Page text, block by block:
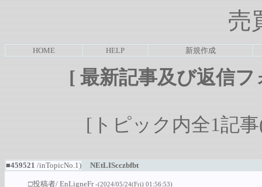
売
HOME HELP 新規作成
[最新記事及び返信
[トピック内全1記
■459521 /inTopicNo.1) NEtLIScczbfbt
□投稿者/ EnLigneFr -(2024/05/24(Fri) 01:56:53)